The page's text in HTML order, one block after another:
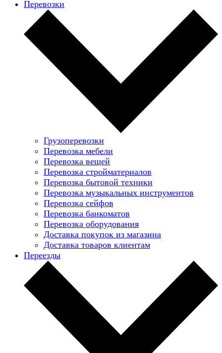
Перевозки
Грузоперевозки
Перевозка мебели
Перевозка вещей
Перевозка стройматериалов
Перевозка бытовой техники
Перевозка музыкальных инструментов
Перевозка сейфов
Перевозка банкоматов
Перевозка оборудования
Доставка покупок из магазина
Доставка товаров клиентам
Переезды